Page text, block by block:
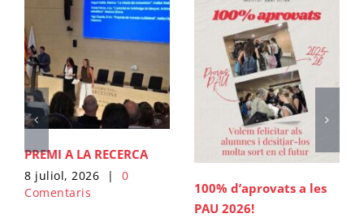
PREMI A LA RECERCA
8 juliol, 2026 |
0
Comentaris
100% d’aprovats a les
PAU 2026!